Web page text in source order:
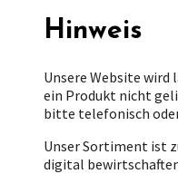
Hinweis
Unsere Website wird
ein Produkt nicht
bitte telefonisch
Unser Sortiment ist
digital